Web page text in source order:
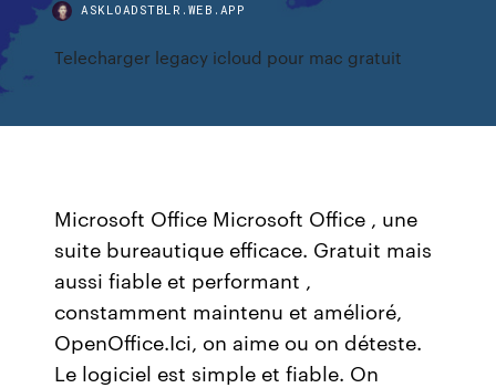
ASKLOADSTBLR.WEB.APP
Telecharger legacy icloud pour mac gratuit
Microsoft Office Microsoft Office , une
suite bureautique efficace. Gratuit mais
aussi fiable et performant ,
constamment maintenu et amélioré,
OpenOffice.Ici, on aime ou on déteste.
Le logiciel est simple et fiable. On